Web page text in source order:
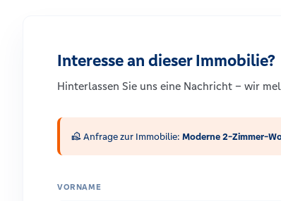
Interesse an dieser Immobilie?
Hinterlassen Sie uns eine Nachricht – wir
real_estate_agent Anfrage zur Immobilie: Moderne 2-Zimmer-
VORNAME